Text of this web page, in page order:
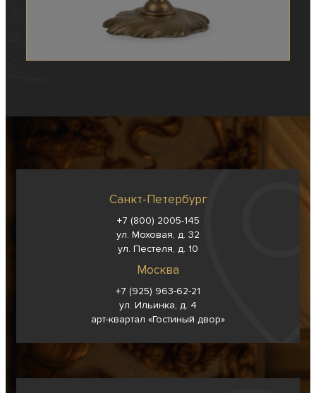
Санкт-Петербург
+7 (800) 2005-145
ул. Моховая, д. 32
ул. Пестеля, д. 10
Москва
+7 (925) 963-62-21
ул. Ильинка, д. 4
арт-квартал «Гостиный двор»